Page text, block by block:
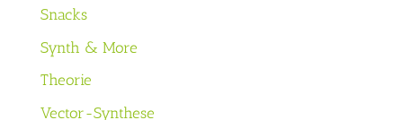
Snacks
Synth & More
Theorie
Vector-Synthese